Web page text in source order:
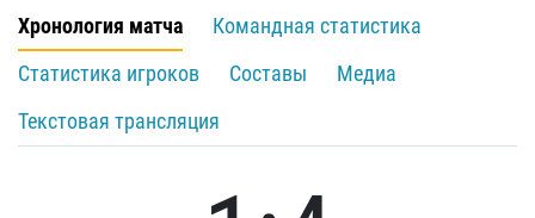
Хронология матча
Командная статистика
Статистика игроков
Составы
Медиа
Текстовая трансляция